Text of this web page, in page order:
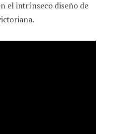
el intrínseco diseño de